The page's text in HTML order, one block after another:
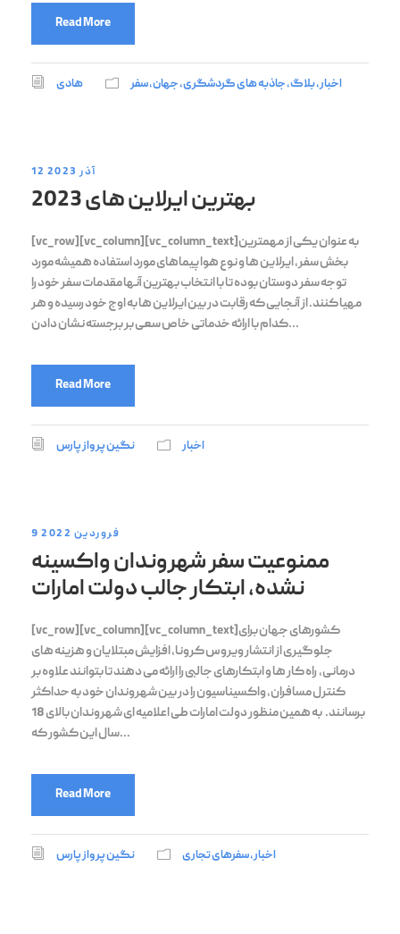
Read More
هادی اخبار,بلاگ,جاذبه های گردشگری,جهان,سفر
12 آذر 2023
بهترین ایرلاین های 2023
[vc_row][vc_column][vc_column_text]به عنوان یکی از مهمترین
بخش سفر، ایرلاین ها و نوع هواپیماهای مورد استفاده همیشه مورد
توجه سفر دوستان بوده تا با انتخاب بهترین آنها مقدمات سفر خود را
مهیا کنند. از آنجایی که رقابت در بین ایرلاین ها به اوج خود رسیده و هر
کدام با ارائه خدماتی خاص سعی بر برجسته نشان دادن...
Read More
نگین پرواز پارس اخبار
9 فروردین 2022
ممنوعیت سفر شهروندان واکسینه
نشده، ابتکار جالب دولت امارات
[vc_row][vc_column][vc_column_text]کشورهای جهان برای
جلوگیری از انتشار ویروس کرونا، افزایش مبتلایان و هزینه های
درمانی، راه کار ها و ابتکارهای جالبی را ارائه می دهند تا بتوانند علاوه بر
کنترل مسافران، واکسیناسیون را در بین شهروندان خود به حداکثر
برسانند. به همین منظور دولت امارات طی اعلامیه ای شهروندان بالای 18
سال این کشور که...
Read More
نگین پرواز پارس اخبار,سفرهای تجاری